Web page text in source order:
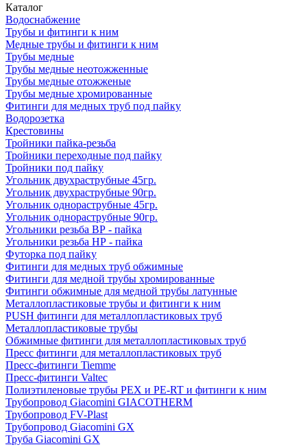
Каталог
Водоснабжение
Трубы и фитинги к ним
Медные трубы и фитинги к ним
Трубы медные
Трубы медные неотожженные
Трубы медные отожженые
Трубы медные хромированные
Фитинги для медных труб под пайку
Водорозетка
Крестовины
Тройники пайка-резьба
Тройники переходные под пайку
Тройники под пайку
Угольник двухраструбные 45гр.
Угольник двухраструбные 90гр.
Угольник однораструбные 45гр.
Угольник однораструбные 90гр.
Угольники резьба ВР - пайка
Угольники резьба НР - пайка
Футорка под пайку
Фитинги для медных труб обжимные
Фитинги для медной трубы хромированные
Фитинги обжимные для медной трубы латунные
Металлопластиковые трубы и фитинги к ним
PUSH фитинги для металлопластиковых труб
Металлопластиковые трубы
Обжимные фитинги для металлопластиковых труб
Пресс фитинги для металлопластиковых труб
Пресс-фитинги Tiemme
Пресс-фитинги Valtec
Полиэтиленовые трубы PEX и PE-RT и фитинги к ним
Трубопровод Giacomini GIACOTHERM
Трубопровод FV-Plast
Трубопровод Giacomini GX
Труба Giacomini GX